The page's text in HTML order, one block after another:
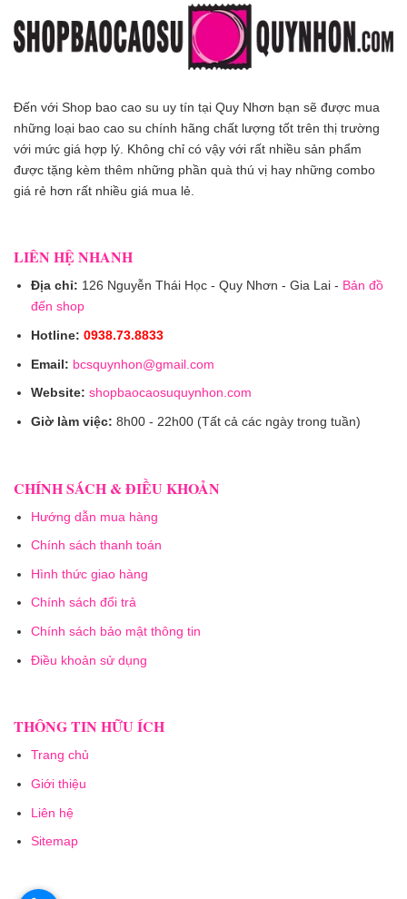
Đến với Shop bao cao su uy tín tại Quy Nhơn bạn sẽ được mua
những loại bao cao su chính hãng chất lượng tốt trên thị trường
với mức giá hợp lý. Không chỉ có vậy với rất nhiều sản phẩm
được tặng kèm thêm những phần quà thú vị hay những combo
giá rẻ hơn rất nhiều giá mua lẻ.
LIÊN HỆ NHANH
Địa chỉ: 126 Nguyễn Thái Học - Quy Nhơn - Gia Lai - Bản đồ
đến shop
Hotline: 0938.73.8833
Email: bcsquynhon@gmail.com
Website: shopbaocaosuquynhon.com
Giờ làm việc: 8h00 - 22h00 (Tất cả các ngày trong tuần)
CHÍNH SÁCH & ĐIỀU KHOẢN
Hướng dẫn mua hàng
Chính sách thanh toán
Hình thức giao hàng
Chính sách đổi trả
Chính sách bảo mật thông tin
Điều khoản sử dụng
THÔNG TIN HỮU ÍCH
Trang chủ
Giới thiệu
Liên hệ
Sitemap